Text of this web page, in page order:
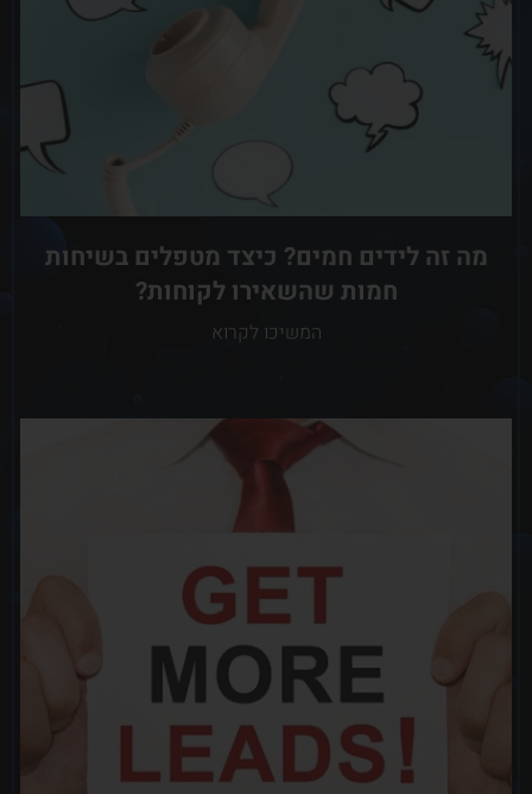
מה זה לידים חמים? כיצד מטפלים בשיחות
חמות שהשאירו לקוחות?
המשיכו לקרוא